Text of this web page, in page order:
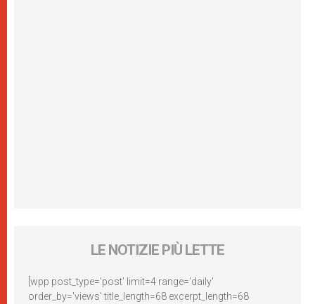
LE NOTIZIE PIÙ LETTE
[wpp post_type='post' limit=4 range='daily'
order_by='views' title_length=68 excerpt_length=68